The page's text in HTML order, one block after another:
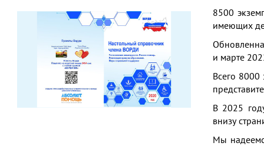
8500
имеющих
и марте
Всего
В 2025
внизу
Мы